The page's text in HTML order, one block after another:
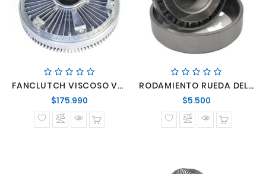
FANCLUTCH VISCOSO VENTILADOR SCANIA R360/R380/R400/R420 SERIE 4 BASE 6 PERNOS ANCHO 218 ALTO 162
$175.990
normal
RODAMIENTO RUEDA DELANTERA INTERIOR FRONTIER 05/11
$5.500
normal